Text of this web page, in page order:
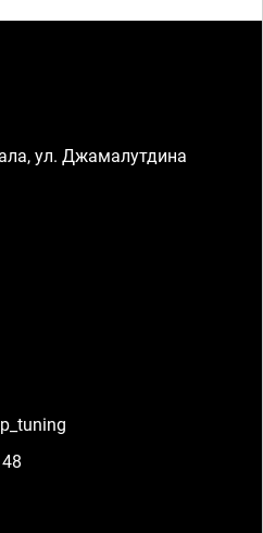
ул. Джамалутдина